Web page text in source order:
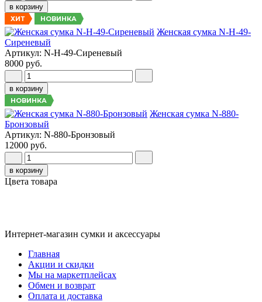
в корзину
ХИТ НОВИНКА
Женская сумка N-H-49-
Сиреневый
Артикул: N-H-49-Сиреневый
8000 руб.
в корзину
НОВИНКА
Женская сумка N-880-
Бронзовый
Артикул: N-880-Бронзовый
12000 руб.
в корзину
Цвета товара
Интернет-магазин сумки и аксессуары
Главная
Акции и скидки
Мы на маркетплейсах
Обмен и возврат
Оплата и доставка